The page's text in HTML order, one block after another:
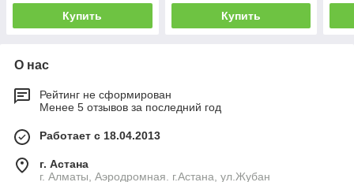
Купить Купить
О нас
Рейтинг не сформирован
Менее 5 отзывов за последний год
Работает с 18.04.2013
г. Астана
г. Алматы, Аэродромная. г.Астана, ул.Жубан